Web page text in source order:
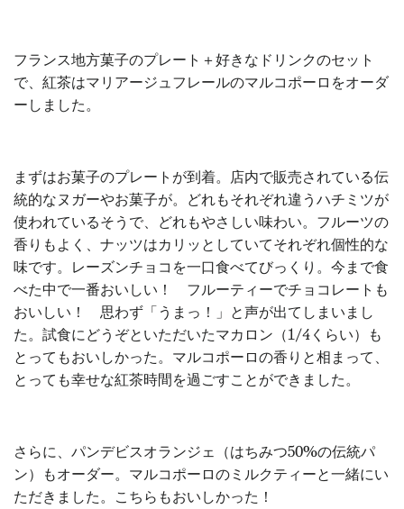
フランス地方菓子のプレート＋好きなドリンクのセット
で、紅茶はマリアージュフレールのマルコポーロをオーダ
ーしました。
まずはお菓子のプレートが到着。店内で販売されている伝
統的なヌガーやお菓子が。どれもそれぞれ違うハチミツが
使われているそうで、どれもやさしい味わい。フルーツの
香りもよく、ナッツはカリッとしていてそれぞれ個性的な
味です。レーズンチョコを一口食べてびっくり。今まで食
べた中で一番おいしい！ フルーティーでチョコレートも
おいしい！ 思わず「うまっ！」と声が出てしまいまし
た。試食にどうぞといただいたマカロン（1/4くらい）も
とってもおいしかった。マルコポーロの香りと相まって、
とっても幸せな紅茶時間を過ごすことができました。
さらに、パンデビスオランジェ（はちみつ50%の伝統パ
ン）もオーダー。マルコポーロのミルクティーと一緒にい
ただきました。こちらもおいしかった！